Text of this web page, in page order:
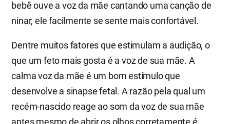
bebê ouve a voz da mãe cantando uma canção de
ninar, ele facilmente se sente mais confortável.
Dentre muitos fatores que estimulam a audição, o
que um feto mais gosta é a voz de sua mãe. A
calma voz da mãe é um bom estímulo que
desenvolve a sinapse fetal. A razão pela qual um
recém-nascido reage ao som da voz de sua mãe
antes mesmo de abrir os olhos corretamente é